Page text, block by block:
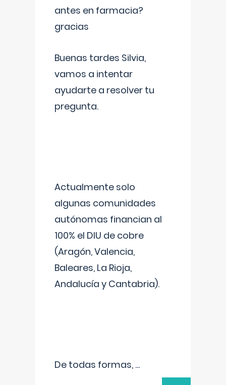
antes en farmacia?
gracias
Buenas tardes Silvia,
vamos a intentar
ayudarte a resolver tu
pregunta.
Actualmente solo
algunas comunidades
autónomas financian al
100% el DIU de cobre
(Aragón, Valencia,
Baleares, La Rioja,
Andalucía y Cantabria).
De todas formas, ...